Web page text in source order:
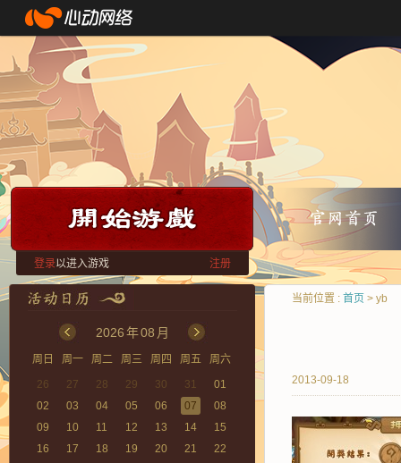
登录以进入游戏 注册
2026年08 月
周日 周一 周二 周三 周四 周五
周六
26
27 28 29 30 31
01
02
03 04 05 06 07
08
09
10 11 12 13 14
15
16
17 18 19 20 21
22
当前位置 : 首页 > yb
2013-09-18